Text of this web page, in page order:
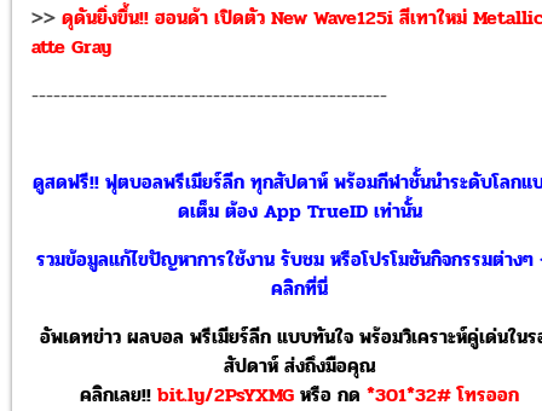
>> ดุดันยิ่งขึ้น!! ฮอนด้า เปิดตัว New Wave125i สีเทาใหม่
atte Gray
-------------------------------------------------
ดูสดฟรี!! ฟุตบอลพรีเมียร์ลีก ทุกสัปดาห์ พร้อมกีฬาชั้นนำระดับโลกแ
ดเต็ม ต้อง App TrueID เท่านั้น
รวมข้อมูลแก้ไขปัญหาการใช้งาน รับชม หรือโปรโมชันกิจกรรมต่างๆ
คลิกที่นี่
อัพเดทข่าว ผลบอล พรีเมียร์ลีก แบบทันใจ พร้อมวิเคราะห์คู่เด่นใน
สัปดาห์ ส่งถึงมือคุณ
คลิกเลย!! bit.ly/2PsYXMG หรือ กด *301*32# โทรออก